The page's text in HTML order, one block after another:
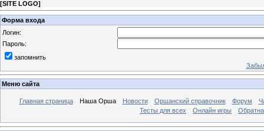
[SITE LOGO]
Форма входа
Логин:
Пароль:
запомнить
Меню сайта
Главная страница Наша Орша Новости Оршанский справочник Форум
Тесты для всех
Онлайн игры